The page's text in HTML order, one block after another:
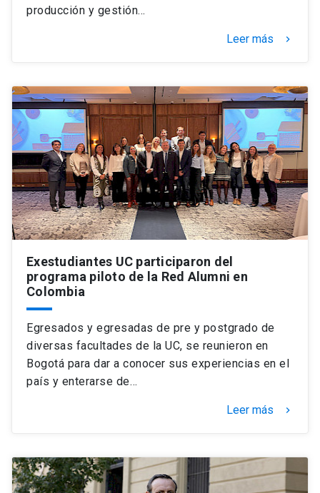
producción y gestión…
Leer más keyboard_arrow_right
Exestudiantes UC participaron del
programa piloto de la Red Alumni en
Colombia
Egresados y egresadas de pre y postgrado de
diversas facultades de la UC, se reunieron en
Bogotá para dar a conocer sus experiencias en el
país y enterarse de…
Leer más keyboard_arrow_right